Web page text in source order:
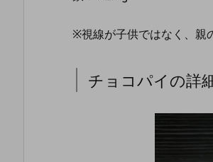
※視線が子供ではなく、親
チョコパイの詳